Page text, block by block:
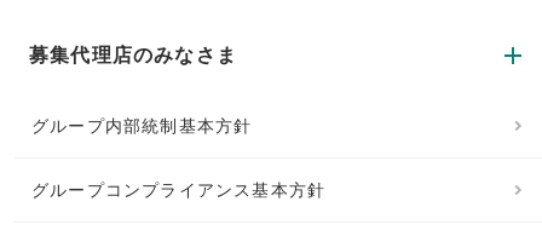
募集代理店のみなさま
グループ内部統制基本方針
グループコンプライアンス基本方針